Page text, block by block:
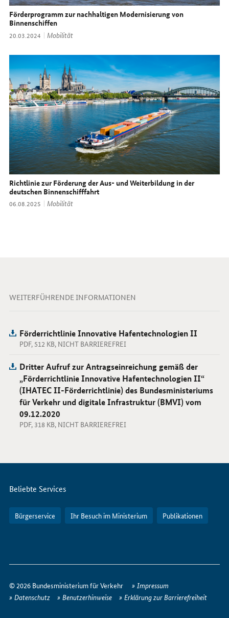
Förderprogramm zur nachhaltigen Modernisierung von
Binnenschiffen
Datum:
20.03.2024 Thema:
Mobilität
Richtlinie zur Förderung der Aus- und Weiterbildung in der
deutschen Binnenschifffahrt
Datum:
06.08.2025 Thema:
Mobilität
WEITERFÜHRENDE INFORMATIONEN
Förderrichtlinie Innovative Hafentechnologien II
PDF, 512 KB, NICHT BARRIEREFREI
Dritter Aufruf zur Antragseinreichung gemäß der
„Förderrichtlinie Innovative Hafentechnologien II“
(IHATEC II-Förderrichtlinie) des Bundesministeriums
für Verkehr und digitale Infrastruktur (BMVI) vom
09.12.2020
PDF, 318 KB, NICHT BARRIEREFREI
Servicemenü
Beliebte Services
Bürgerservice Ihr Besuch im Ministerium Publikationen
erreichen
Sie
© 2026 Bundesministerium für Verkehr
Impressum
Datenschutz
Benutzerhinweise Erklärung zur Barrierefreiheit